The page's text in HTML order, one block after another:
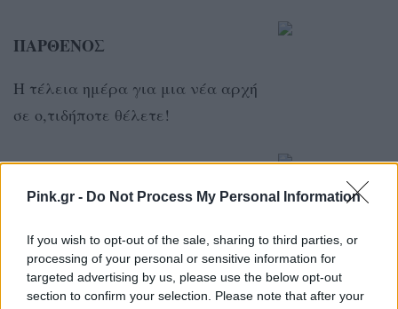
Pink.gr - Do Not Process My Personal Information
If you wish to opt-out of the sale, sharing to third parties, or
processing of your personal or sensitive information for
targeted advertising by us, please use the below opt-out
section to confirm your selection. Please note that after your
ΠΑΡΘΕΝΟΣ
Η τέλεια ημέρα για μια νέα αρχή
σε ο,τιδήποτε θέλετε!
αρχή, αλλά είναι καιρός να
φροντίσετε όλες τις ανησυχίες
για την υγεία σας.